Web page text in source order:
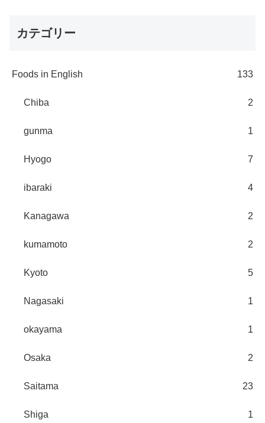
カテゴリー
Foods in English 133
Chiba 2
gunma 1
Hyogo 7
ibaraki 4
Kanagawa 2
kumamoto 2
Kyoto 5
Nagasaki 1
okayama 1
Osaka 2
Saitama 23
Shiga 1